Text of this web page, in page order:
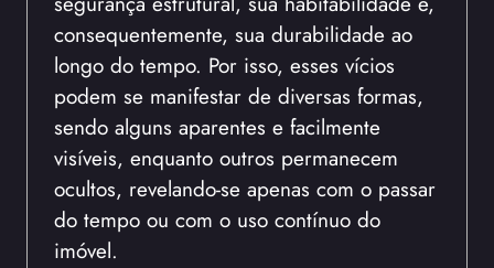
consequentemente, sua durabilidade ao
longo do tempo. Por isso, esses vícios
podem se manifestar de diversas formas,
sendo alguns aparentes e facilmente
visíveis, enquanto outros permanecem
ocultos, revelando-se apenas com o passar
do tempo ou com o uso contínuo do
imóvel.